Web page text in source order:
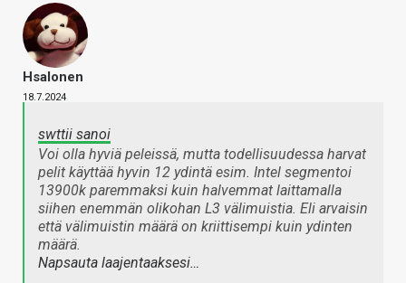
Hsalonen
18.7.2024
swttii sanoi
Voi olla hyviä peleissä, mutta todellisuudessa harvat
pelit käyttää hyvin 12 ydintä esim. Intel segmentoi
13900k paremmaksi kuin halvemmat laittamalla
siihen enemmän olikohan L3 välimuistia. Eli arvaisin
että välimuistin määrä on kriittisempi kuin ydinten
määrä.
Napsauta laajentaaksesi…